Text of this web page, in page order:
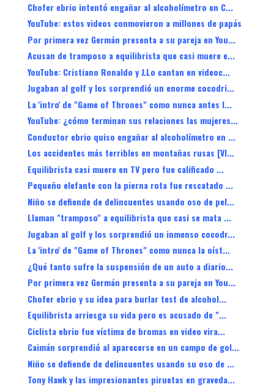
Chofer ebrio intentó engañar al alcoholímetro en C...
YouTube: estos videos conmovieron a millones de papás
Por primera vez Germán presenta a su pareja en You...
Acusan de tramposo a equilibrista que casi muere e...
YouTube: Cristiano Ronaldo y J.Lo cantan en videoc...
Jugaban al golf y los sorprendió un enorme cocodri...
La 'intro' de "Game of Thrones" como nunca antes l...
YouTube: ¿cómo terminan sus relaciones las mujeres...
Conductor ebrio quiso engañar al alcoholímetro en ...
Los accidentes más terribles en montañas rusas [VI...
Equilibrista casi muere en TV pero fue calificado ...
Pequeño elefante con la pierna rota fue rescatado ...
Niño se defiende de delincuentes usando oso de pel...
Llaman "tramposo" a equilibrista que casi se mata ...
Jugaban al golf y los sorprendió un inmenso cocodr...
La 'intro' de "Game of Thrones" como nunca la oíst...
¿Qué tanto sufre la suspensión de un auto a diario...
Por primera vez Germán presenta a su pareja en You...
Chofer ebrio y su idea para burlar test de alcohol...
Equilibrista arriesga su vida pero es acusado de "...
Ciclista ebrio fue víctima de bromas en video vira...
Caimán sorprendió al aparecerse en un campo de gol...
Niño se defiende de delincuentes usando su oso de ...
Tony Hawk y las impresionantes piruetas en graveda...